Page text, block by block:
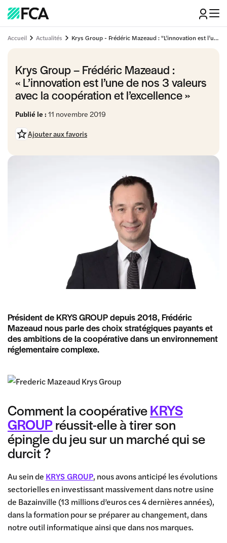
Accueil Actualités Krys Group - Frédéric Mazeaud : "L’innovation est l’une de nos 3 valeurs avec la coopération et l’excellence"
Krys Group – Frédéric Mazeaud :
« L’innovation est l’une de nos 3 valeurs
avec la coopération et l’excellence »
Publié le : 11 novembre 2019
Ajouter aux favoris
Président de KRYS GROUP depuis 2018, Frédéric
Mazeaud nous parle des choix stratégiques payants et
des ambitions de la coopérative dans un environnement
réglementaire complexe.
Comment la coopérativeKRYS
GROUPréussit-elle à tirer son
épingle du jeu sur un marché qui se
durcit ?
Au sein de KRYS GROUP, nous avons anticipé les évolutions
sectorielles en investissant massivement dans notre usine
de Bazainville (13 millions d’euros ces 4 dernières années),
dans la formation pour se préparer au changement, dans
notre outil informatique ainsi que dans nos marques.